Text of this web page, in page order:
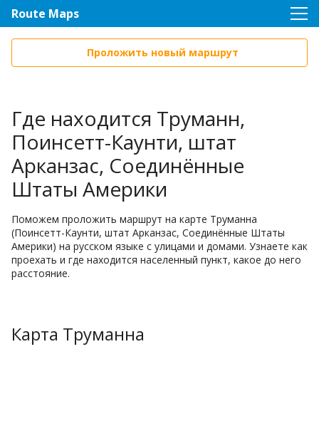
Route Maps
Проложить новый маршрут
Где находится Труманн,
Поинсетт-Каунти, штат
Арканзас, Соединённые
Штаты Америки
Поможем проложить маршрут на карте Труманна
(Поинсетт-Каунти, штат Арканзас, Соединённые Штаты
Америки) на русском языке с улицами и домами. Узнаете как
проехать и где находится населенный пункт, какое до него
расстояние.
Карта Труманна